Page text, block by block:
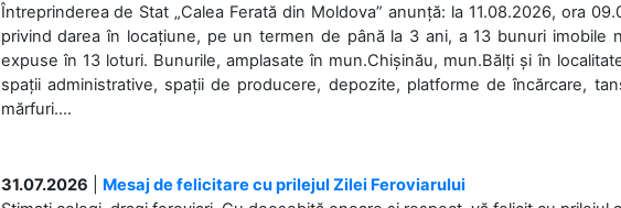
Întreprinderea de Stat „Calea Ferată din Moldova” anunță: la 11.08.2026, ora
privind darea în locațiune, pe un termen de până la 3 ani, a 13 bunuri imobile
expuse în 13 loturi. Bunurile, amplasate în mun.Chișinău, mun.Bălți și în
spații administrative, spații de producere, depozite, platforme de încărcare,
mărfuri....
31.07.2026
Mesaj de felicitare cu prilejul Zilei Feroviarului